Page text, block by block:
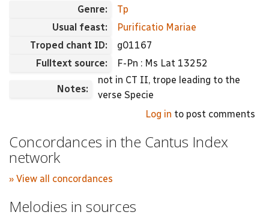
Genre:
Tp
Usual feast:
Purificatio Mariae
Troped chant ID:
g01167
Fulltext source:
F-Pn : Ms Lat 13252
Notes:
not in CT II, trope leading to the
verse Specie
Log in to post comments
Concordances in the Cantus Index
network
» View all concordances
Melodies in sources